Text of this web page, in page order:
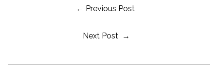
← Previous Post
Next Post →